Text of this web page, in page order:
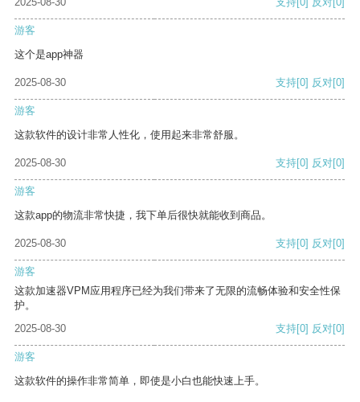
游客
这个是app神器
2025-08-30 支持[0] 反对[0]
游客
这款软件的设计非常人性化，使用起来非常舒服。
2025-08-30 支持[0] 反对[0]
游客
这款app的物流非常快捷，我下单后很快就能收到商品。
2025-08-30 支持[0] 反对[0]
游客
这款加速器VPM应用程序已经为我们带来了无限的流畅体验和安全性保
护。
2025-08-30
支持[0] 反对[0]
游客
这款软件的操作非常简单，即使是小白也能快速上手。